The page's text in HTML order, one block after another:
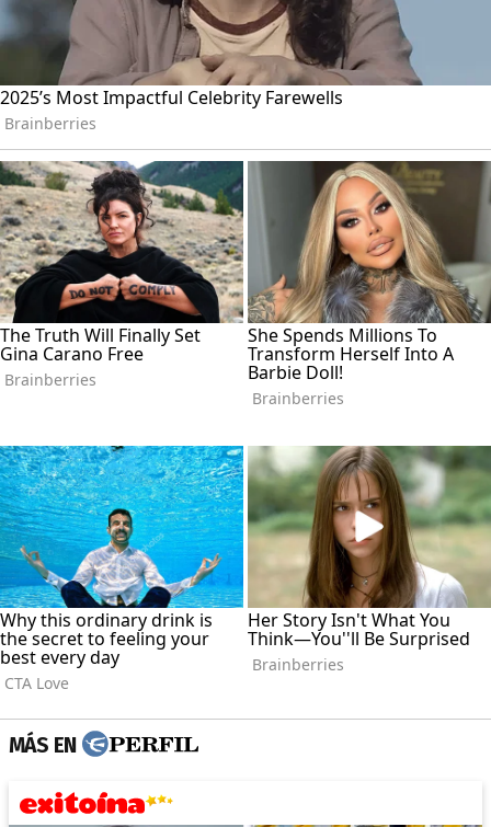
MÁS EN